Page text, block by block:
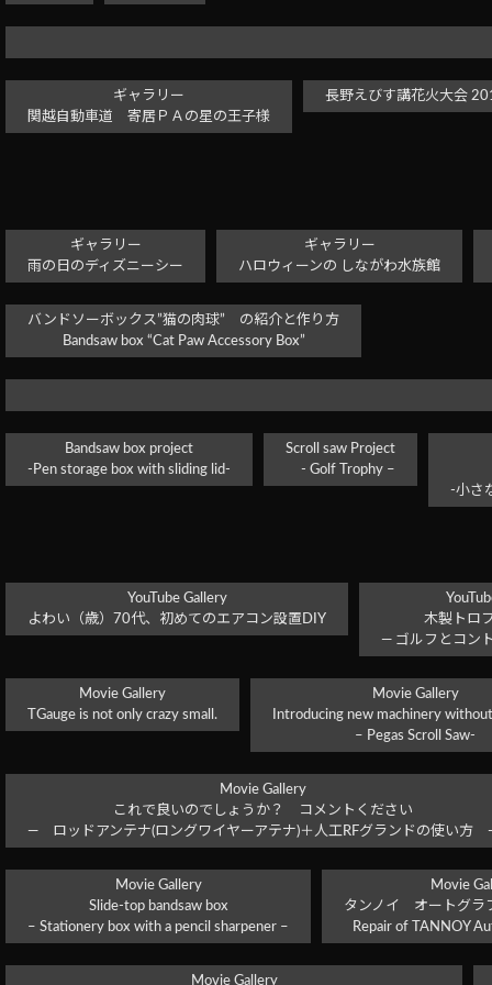
ギャラリー
関越自動車道 寄居ＰＡの星の王子様
長野えびす講花火大会
ギャラリー
雨の日のディズニーシー
ギャラリー
ハロウィーンの しながわ水族館
バンドソーボックス”猫の肉球” の紹介と作り方
Bandsaw box “Cat Paw Accessory Box”
Bandsaw box project
-Pen storage box with sliding lid-
Scroll saw Project
- Golf Trophy –
-小さ
YouTube Gallery
よわい（歳）70代、初めてのエアコン設置DIY
木製トロ
― ゴルフとコン
Movie Gallery
TGauge is not only crazy small.
Movie Gallery
Introducing new machinery
– Pegas Scroll Saw-
Movie Gallery
これで良いのでしょうか？ コメントください
― ロッドアンテナ(ロングワイヤーアテナ)＋人工RFグランドの使い方
Movie Gallery
Slide-top bandsaw box
– Stationery box with a pencil sharpener –
Movie
タンノイ オートグラ
Repair of TANNOY
Movie Gallery